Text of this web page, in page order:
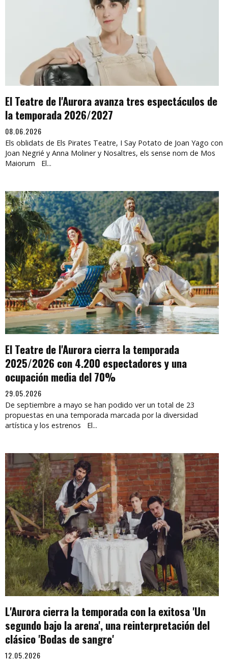
El Teatre de l'Aurora avanza tres espectáculos de
la temporada 2026/2027
08.06.2026
Els oblidats de Els Pirates Teatre, I Say Potato de Joan Yago con
Joan Negrié y Anna Moliner y Nosaltres, els sense nom de Mos
Maiorum El...
El Teatre de l'Aurora cierra la temporada
2025/2026 con 4.200 espectadores y una
ocupación media del 70%
29.05.2026
De septiembre a mayo se han podido ver un total de 23
propuestas en una temporada marcada por la diversidad
artística y los estrenos El...
L'Aurora cierra la temporada con la exitosa 'Un
segundo bajo la arena', una reinterpretación del
clásico 'Bodas de sangre'
12.05.2026